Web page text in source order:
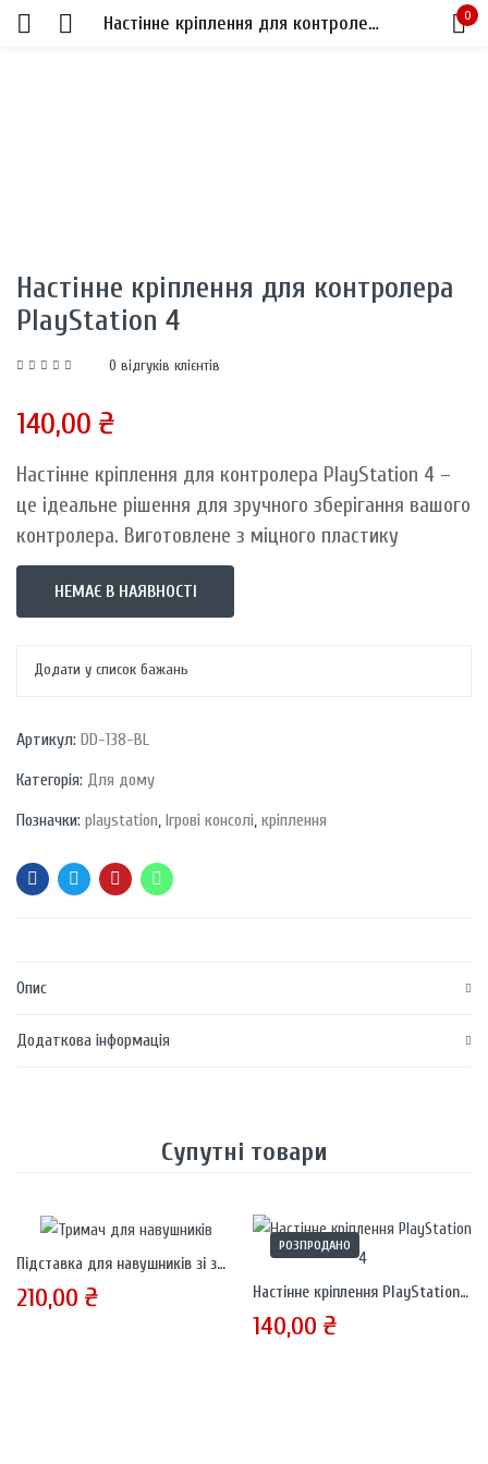
Настінне кріплення для контролера PlayStation 4 0
Настінне кріплення для контролера
PlayStation 4
0 відгуків клієнтів
140,00 ₴
Настінне кріплення для контролера PlayStation 4 –
це ідеальне рішення для зручного зберігання вашого
контролера. Виготовлене з міцного пластику
НЕМАЄ В НАЯВНОСТІ
Додати у список бажань
Артикул: DD-138-BL
Категорія: Для дому
Позначки: playstation, Ігрові консолі, кріплення
Опис
Додаткова інформація
Супутні товари
Підставка для навушників зі змінною висотою
210,00 ₴
РОЗПРОДАНО
Настінне кріплення PlayStation 4 / PS4
140,00 ₴